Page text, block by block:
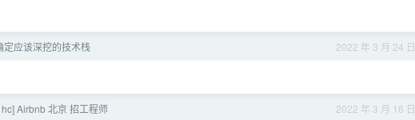
2022 年 3 月 24 日
定应该深挖的技术栈
2022 年 3 月 16 日
Airbnb 北京 招工程师